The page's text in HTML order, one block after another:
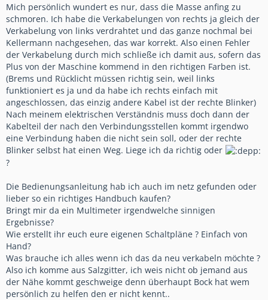
Mich persönlich wundert es nur, dass die Masse anfing zu
schmoren. Ich habe die Verkabelungen von rechts ja gleich der
Verkabelung von links verdrahtet und das ganze nochmal bei
Kellermann nachgesehen, das war korrekt. Also einen Fehler
der Verkabelung durch mich schließe ich damit aus, sofern das
Plus von der Maschine kommend in den richtigen Farben ist.
(Brems und Rücklicht müssen richtig sein, weil links
funktioniert es ja und da habe ich rechts einfach mit
angeschlossen, das einzig andere Kabel ist der rechte Blinker)
Nach meinem elektrischen Verständnis muss doch dann der
Kabelteil der nach den Verbindungsstellen kommt irgendwo
eine Verbindung haben die nicht sein soll, oder der rechte
Blinker selbst hat einen Weg. Liege ich da richtig oder
?
Die Bedienungsanleitung hab ich auch im netz gefunden oder
lieber so ein richtiges Handbuch kaufen?
Bringt mir da ein Multimeter irgendwelche sinnigen
Ergebnisse?
Wie erstellt ihr euch eure eigenen Schaltpläne ? Einfach von
Hand?
Was brauche ich alles wenn ich das da neu verkabeln möchte ?
Also ich komme aus Salzgitter, ich weis nicht ob jemand aus
der Nähe kommt geschweige denn überhaupt Bock hat wem
persönlich zu helfen den er nicht kennt..